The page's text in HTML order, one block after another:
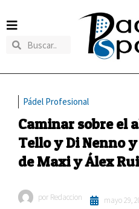
Pádel Profesional
Caminar sobre el
Tello y Di Nenno
de Maxi y Álex
por Redaccion mayo 29,